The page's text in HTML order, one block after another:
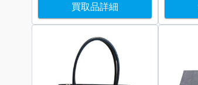
買取品詳細